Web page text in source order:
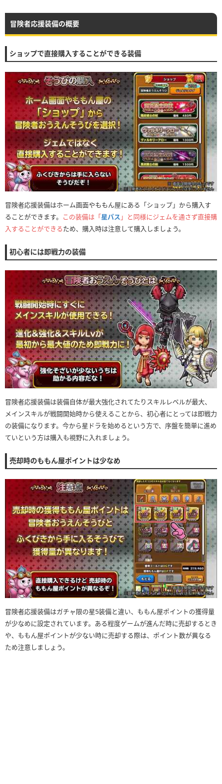
冒険者応援装備の概要
ショップで直接購入することができる装備
冒険者応援装備はホーム画面やももん屋にある「ショップ」から購入す
ることができます。 この装備は「星パス 」と同様にジェムを通さず直接購
入することができるため、購入時は注意して購入しましょう。
初心者には即戦力の装備
冒険者応援装備は装備自体が最大強化されてたりスキルレベルが最大、
メインスキルが戦闘開始時から使えることから、初心者にとっては即戦力
の装備になります。今から星ドラを始めるという方で、序盤を簡単に進め
ていという方は購入も視野に入れましょう。
売却時のももん屋ポイントは少なめ
冒険者応援装備はガチャ限の星5装備と違い、ももん屋ポイントの獲得量
が少なめに設定されています。ある程度ゲームが進んだ時に売却するとき
や、ももん屋ポイントが少ない時に売却する際は、ポイント数が異なる
ため注意しましょう。